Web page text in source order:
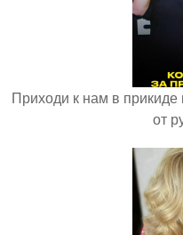
Приходи к нам в прикиде
от